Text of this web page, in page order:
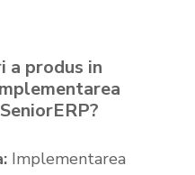
a produs in
Implementarea